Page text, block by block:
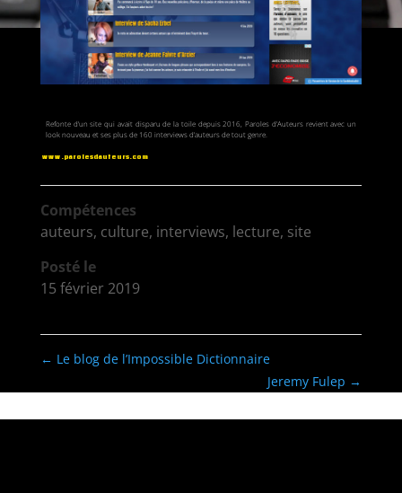
Refonte d’un site qui avait disparu de la toile depuis 2016, Paroles d’Auteurs revient avec un
look nouveau et ses plus de 160 interviews d’auteurs de tout genre.
www.parolesdauteurs.com
Compétences
auteurs, culture, interviews, lecture, site
Posté le
15 février 2019
← Le blog de l’Impossible Dictionnaire
Jeremy Fulep →